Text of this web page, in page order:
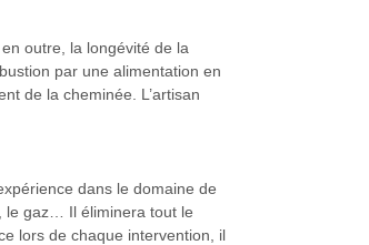
outre, la longévité de la
par une alimentation en
de la cheminée. L’artisan
dans le domaine de
le gaz… Il éliminera tout le
lors de chaque intervention, il